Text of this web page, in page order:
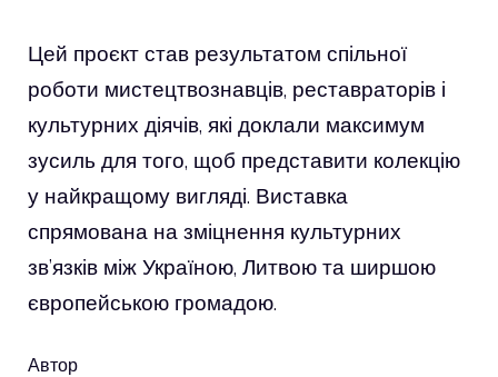
Цей проєкт став результатом спільної
роботи мистецтвознавців, реставраторів і
культурних діячів, які доклали максимум
зусиль для того, щоб представити колекцію
у найкращому вигляді. Виставка
спрямована на зміцнення культурних
зв’язків між Україною, Литвою та ширшою
європейською громадою.
Автор